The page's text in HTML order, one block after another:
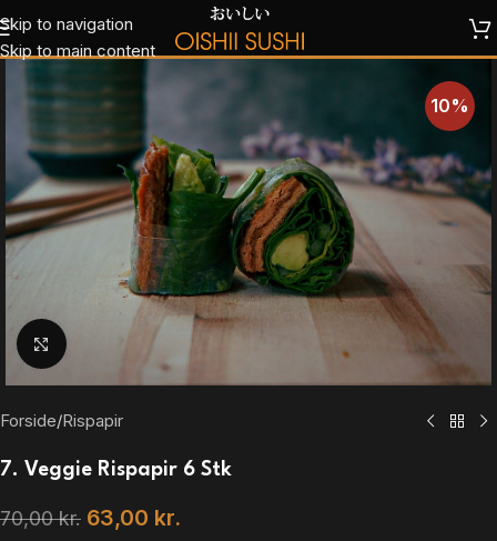
Skip to navigation
Skip to main content
10%
Klik for at forstørre
Forside/Rispapir
7. Veggie Rispapir 6 Stk
70,00kr. 63,00 kr.